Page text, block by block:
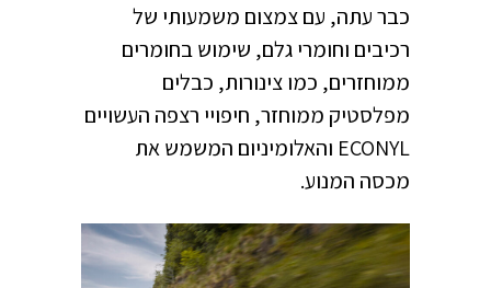
כבר עתה, עם צמצום משמעותי של
רכיבים וחומרי גלם, שימוש בחומרים
ממוחזרים, כמו צינורות, כבלים
מפלסטיק ממוחזר, חיפויי רצפה העשויים
ECONYL והאלומיניום המשמש את
מכסה המנוע.